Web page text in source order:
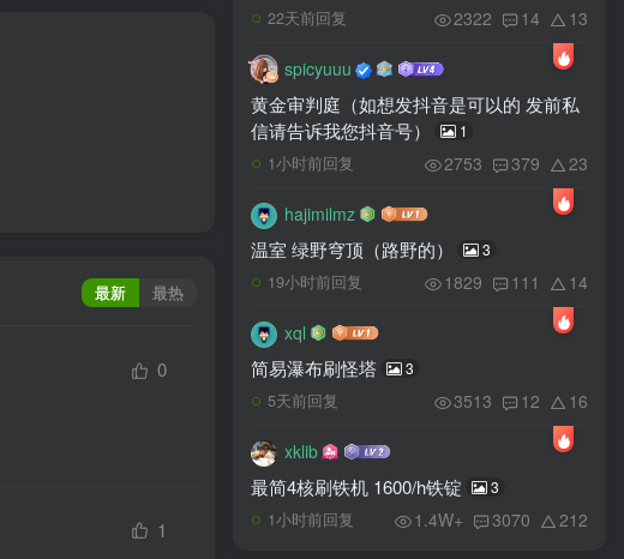
最新 最热
0
1
22天前回复 2322 14 13
spicyuuu
黄金审判庭（如想发抖音是可以的 发前私
信请告诉我您抖音号）
1
1小时前回复 2753 379 23
hajimilmz
温室 绿野穹顶（路野的） 3
19小时前回复 1829 111 14
xql
简易瀑布刷怪塔 3
5天前回复 3513 12 16
xklib
最简4核刷铁机 1600/h铁锭 3
1小时前回复 1.4W+ 3070 212